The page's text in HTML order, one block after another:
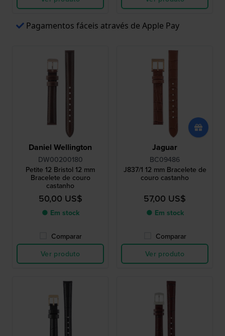
Pagamentos fáceis através de Apple Pay
Daniel Wellington
DW00200180
Petite 12 Bristol 12 mm
Bracelete de couro
castanho
50,00 US$
● Em stock
Comparar
Ver produto
Jaguar
BC09486
J837/1 12 mm Bracelete de
couro castanho
57,00 US$
● Em stock
Comparar
Ver produto